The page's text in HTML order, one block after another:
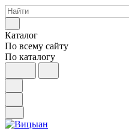
Каталог
По всему сайту
По каталогу